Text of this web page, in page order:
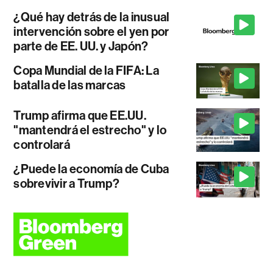
¿Qué hay detrás de la inusual
intervención sobre el yen por
parte de EE. UU. y Japón?
Copa Mundial de la FIFA: La
batalla de las marcas
Trump afirma que EE.UU.
"mantendrá el estrecho" y lo
controlará
¿Puede la economía de Cuba
sobrevivir a Trump?